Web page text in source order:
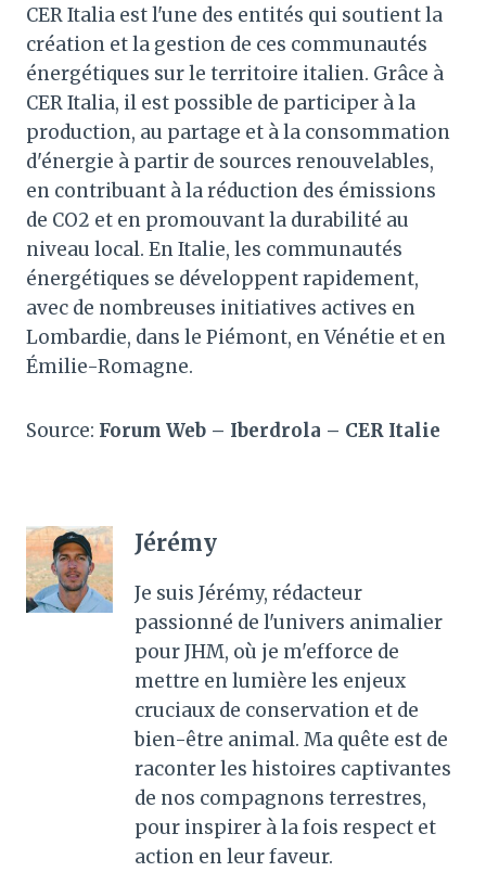
CER Italia est l'une des entités qui soutient la
création et la gestion de ces communautés
énergétiques sur le territoire italien. Grâce à
CER Italia, il est possible de participer à la
production, au partage et à la consommation
d'énergie à partir de sources renouvelables,
en contribuant à la réduction des émissions
de CO2 et en promouvant la durabilité au
niveau local. En Italie, les communautés
énergétiques se développent rapidement,
avec de nombreuses initiatives actives en
Lombardie, dans le Piémont, en Vénétie et en
Émilie-Romagne.
Source: Forum Web – Iberdrola – CER Italie
Jérémy
Je suis Jérémy, rédacteur
passionné de l'univers animalier
pour JHM, où je m'efforce de
mettre en lumière les enjeux
cruciaux de conservation et de
bien-être animal. Ma quête est de
raconter les histoires captivantes
de nos compagnons terrestres,
pour inspirer à la fois respect et
action en leur faveur.